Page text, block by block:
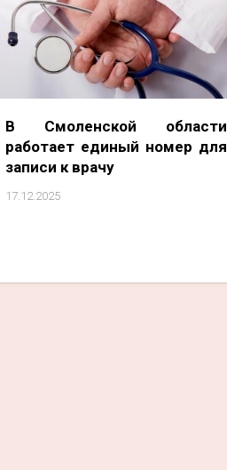
В Смоленской области
работает единый номер для
записи к врачу
17.12.2025